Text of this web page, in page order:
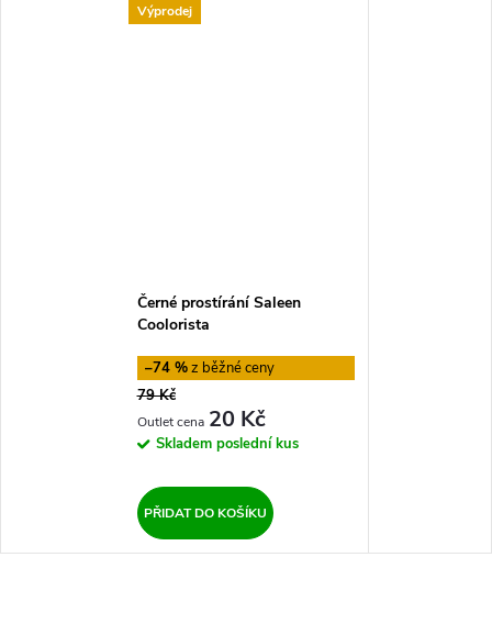
Výprodej
Černé prostírání Saleen
Coolorista
–74 %
79 Kč
20 Kč
Skladem poslední kus
PŘIDAT DO KOŠÍKU